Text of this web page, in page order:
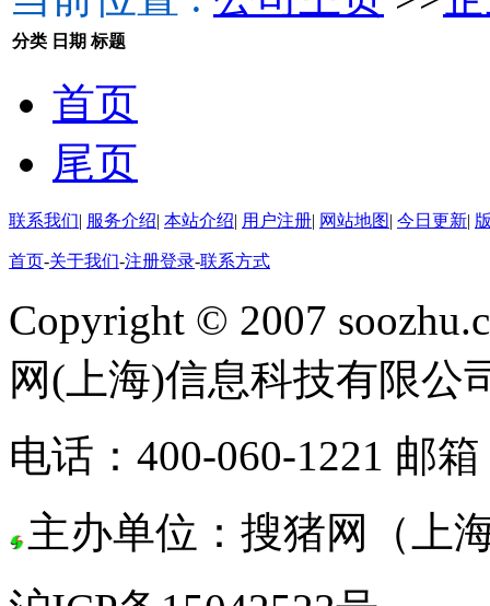
分类 日期 标题
首页
尾页
联系我们| 服务介绍| 本站介绍| 用户注册| 网站地图| 今日更新|
首页-关于我们-注册登录-联系方式
Copyright © 2007
网(上海)信息科技有限公
电话：400-060-1221 邮箱
主办单位：搜猪网（上